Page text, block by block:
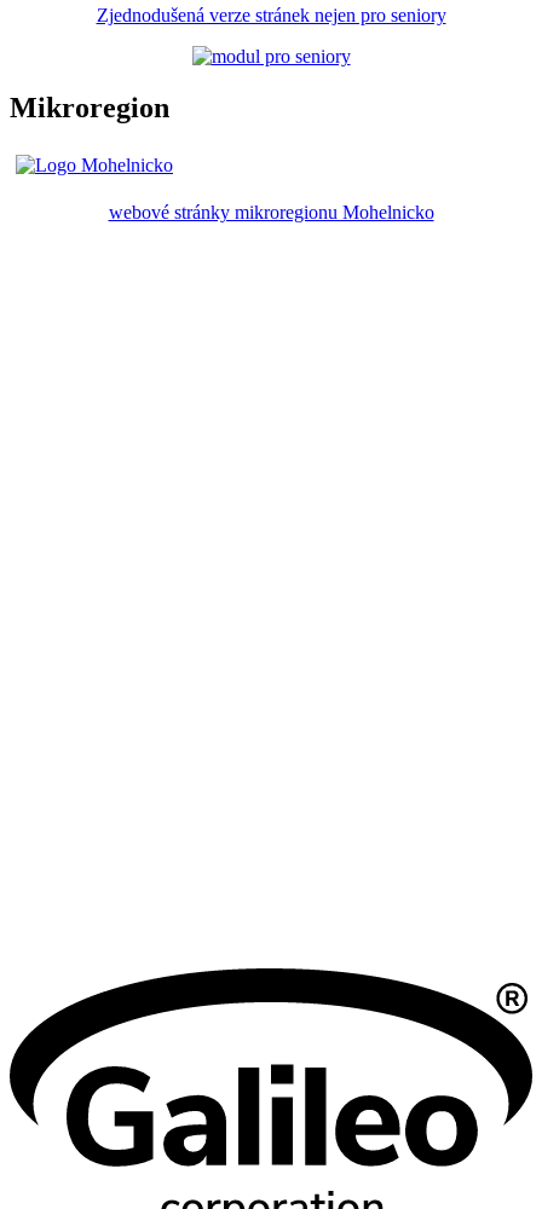
Zjednodušená verze stránek nejen pro seniory
Mikroregion
webové stránky mikroregionu Mohelnicko